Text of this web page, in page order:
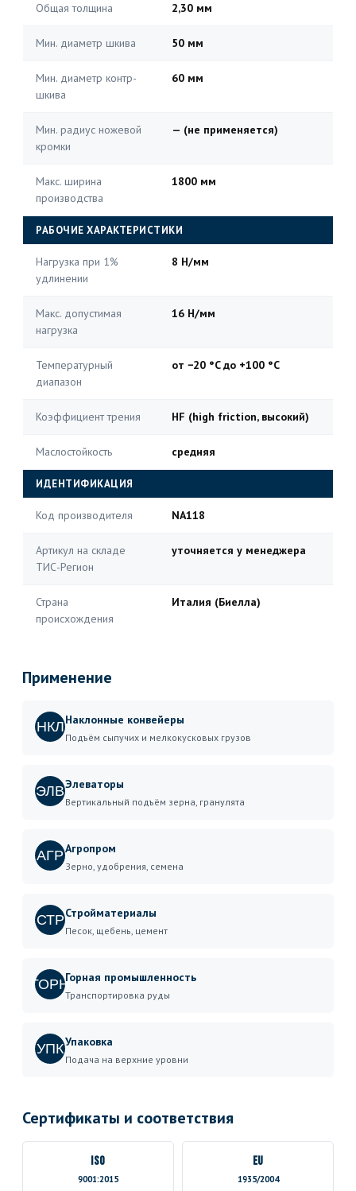
Общая толщина 2,30 мм
Мин. диаметр шкива 50 мм
Мин. диаметр контр-
шкива
60 мм
Мин. радиус ножевой
кромки
— (не применяется)
Макс. ширина
производства
1800 мм
РАБОЧИЕ ХАРАКТЕРИСТИКИ
Нагрузка при 1%
удлинении
8 Н/мм
Макс. допустимая
нагрузка
16 Н/мм
Температурный
диапазон
от −20 °C до +100 °C
Коэффициент трения HF (high friction, высокий)
Маслостойкость средняя
ИДЕНТИФИКАЦИЯ
Код производителя NA118
Артикул на складе
ТИС-Регион
уточняется у менеджера
Страна
происхождения
Италия (Биелла)
Применение
НКЛНаклонные конвейеры
Подъём сыпучих и мелкокусковых грузов
ЭЛВЭлеваторы
Вертикальный подъём зерна, гранулята
АГРАгропром
Зерно, удобрения, семена
СТРСтройматериалы
Песок, щебень, цемент
ГОРНГорная промышленность
Транспортировка руды
УПКУпаковка
Подача на верхние уровни
Сертификаты и соответствия
ISO
9001:2015
EU
1935/2004